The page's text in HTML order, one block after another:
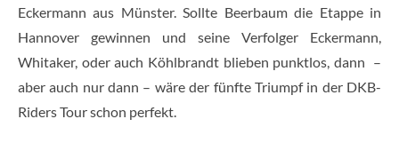
Eckermann aus Münster. Sollte Beerbaum die Etappe in
Hannover gewinnen und seine Verfolger Eckermann,
Whitaker, oder auch Köhlbrandt blieben punktlos, dann –
aber auch nur dann – wäre der fünfte Triumpf in der DKB-
Riders Tour schon perfekt.